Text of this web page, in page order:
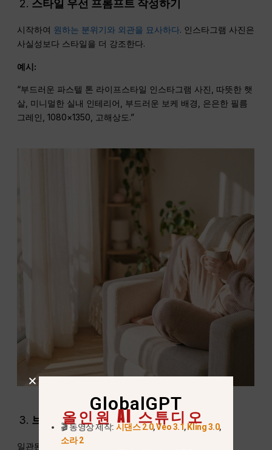
스타일 우선 프롬프트 작성하기
시작하여 원하는 분위기와 외관을 묘사하다. 인스타그램 사진은
사실성보다 스타일을 더 강조한다.
예시:
“부드러운 파스텔 톤 라이프스타일 인스타그램 사진, 따뜻한 햇
살, 미니멀한 실내 인테리어, 부드러운 보케 배경, 은은한 필름
그레인, 1080×1350, 고해상도.”
브랜드 또는 스타일 참조 추가
일관된 시각적 효과를 원한다면 다음을 업로드하세요:
GlobalGPT
올인원 AI 스튜디오
🎬 동영상 제작: 시댄스 2.0,Veo 3.1, Kling 3.0,
소라 2